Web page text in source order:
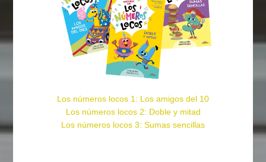
Los números locos 1: Los amigos del 10
Los números locos 2: Doble y mitad
Los números locos 3: Sumas sencillas